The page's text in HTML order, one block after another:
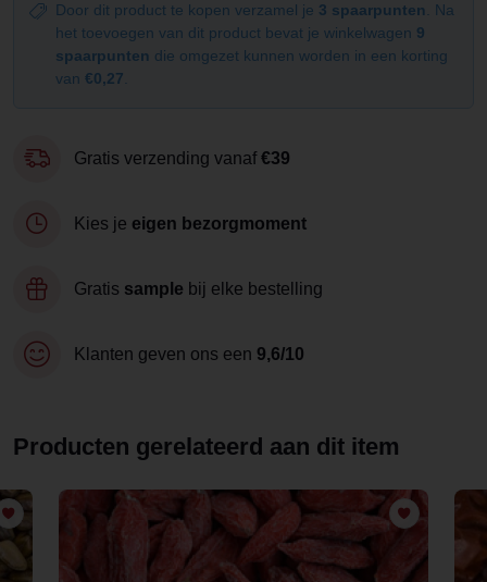
Door dit product te kopen verzamel je 3 spaarpunten
. Na
het toevoegen van dit product bevat je winkelwagen 9
spaarpunten die omgezet kunnen worden in een korting
van €0,27
Gratis verzending vanaf €39
Kies je eigen bezorgmoment
Gratis sample bij elke bestelling
Klanten geven ons een 9,6/10
Producten gerelateerd aan dit item